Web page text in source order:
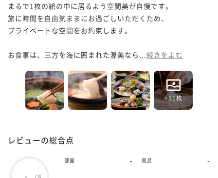
まるで1枚の絵の中に居るよう空間美が自慢です。
旅に時間を自由気ままにお過ごしいただくため、
プライベートな空間をお約束します。
お食事は、三方を海に囲まれた渥美なら... 続きをよむ
+51枚
レビューの総合点
- /
部屋 - 風呂 -